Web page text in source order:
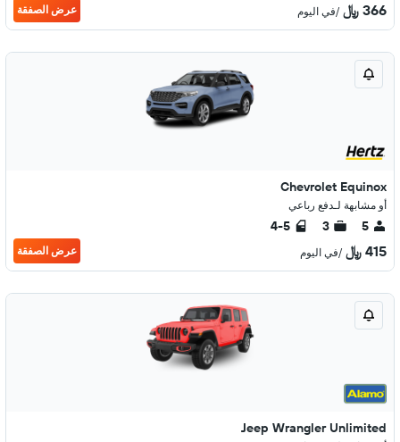
366 ﷼ /في اليوم عرض الصفقة
Chevrolet Equinox
أو مشابهة لـدفع رباعي
5
3
4-5
415 ﷼ /في اليوم عرض الصفقة
Jeep Wrangler Unlimited